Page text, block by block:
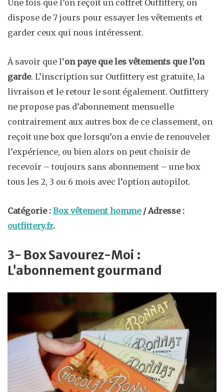
Une fois que l’on reçoit un coffret Outfittery, on
dispose de 7 jours pour essayer les vêtements et
garder ceux qui nous intéressent.
À savoir que l’on paye que les vêtements que l’on
garde. L’inscription sur Outfittery est gratuite, la
livraison et le retour le sont également. Outfittery
ne propose pas d’abonnement mensuelle
contrairement aux autres box de ce classement, on
reçoit une box que lorsqu’on a envie de renouveler
l’expérience, ou bien alors on peut choisir de
recevoir – toujours sans abonnement – une box
tous les 2, 3 ou 6 mois avec l’option autopilot.
Catégorie : Box vêtement homme/ Adresse :
outfittery.fr.
3- Box Savourez-Moi :
L’abonnement gourmand